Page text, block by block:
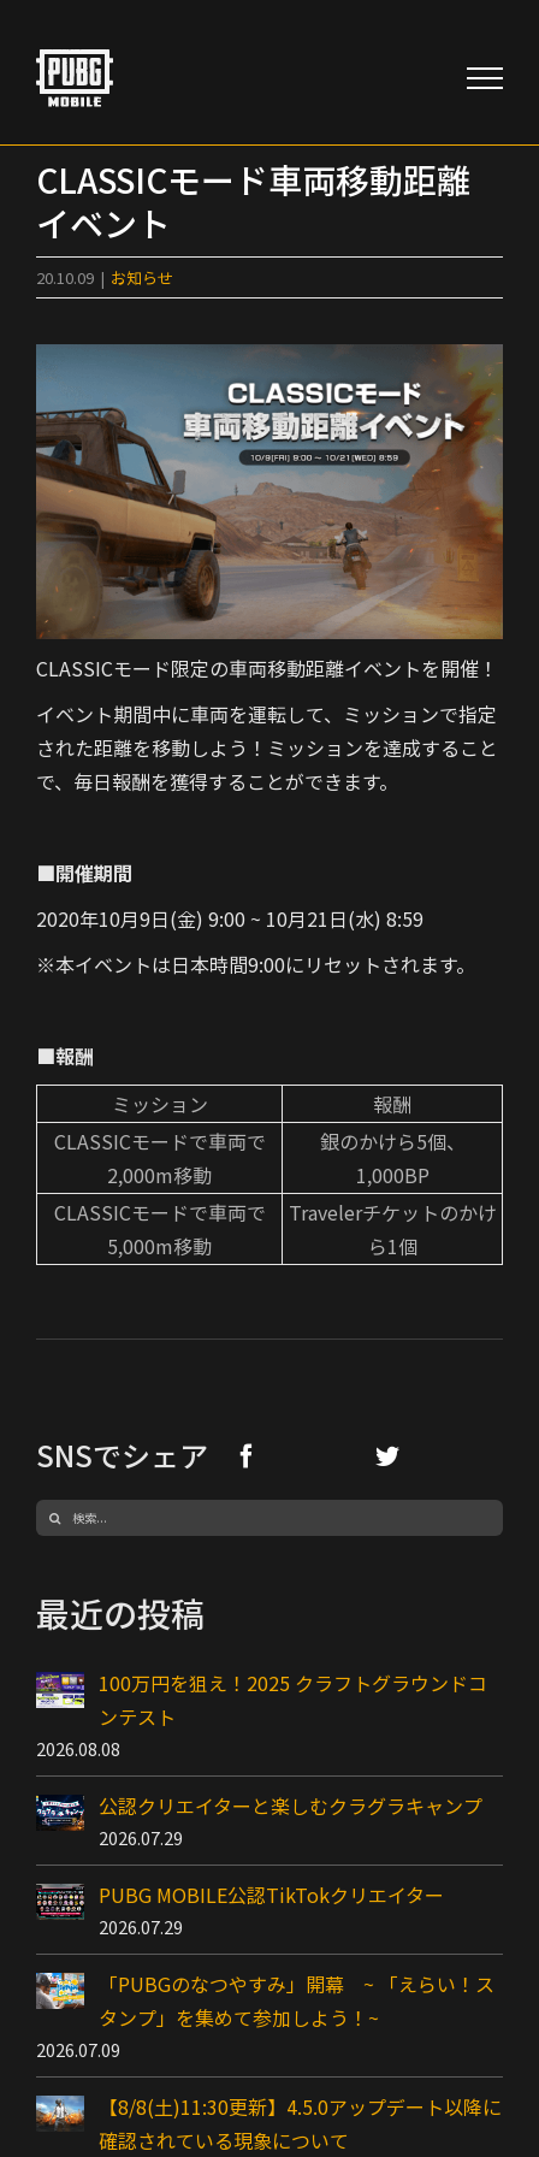
content
CLASSICモード車両移動距離
イベント
20.10.09 | お知らせ
CLASSICモード限定の車両移動距離イベントを開催！
イベント期間中に車両を運転して、ミッションで指定
された距離を移動しよう！ミッションを達成すること
で、毎日報酬を獲得することができます。
■開催期間
2020年10月9日(金) 9:00 ~ 10月21日(水) 8:59
※本イベントは日本時間9:00にリセットされます。
■報酬
ミッション
報酬
CLASSICモードで車両で
2,000m移動
銀のかけら5個、
1,000BP
CLASSICモードで車両で
5,000m移動
Travelerチケットのかけ
ら1個
SNSでシェア
検
最近の投稿
100万円を狙え！2025 クラフトグラウンドコ
ンテスト
2026.08.08
公認クリエイターと楽しむクラグラキャンプ
2026.07.29
PUBG MOBILE公認TikTokクリエイター
2026.07.29
「PUBGのなつやすみ」開幕 ~ 「えらい！ス
タンプ」を集めて参加しよう！~
2026.07.09
【8/8(土)11:30更新】4.5.0アップデート以降に
確認されている現象について